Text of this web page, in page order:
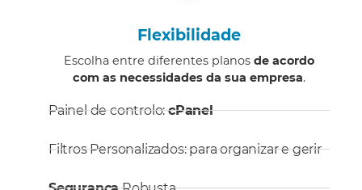
Flexibilidade
Escolha entre diferentes planos de acordo
com as necessidades da sua empresa.
Painel de controlo:cPanel
Filtros Personalizados: para organizar e gerir